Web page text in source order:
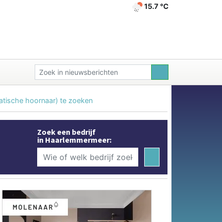
15.7 ℃
hoornaar) te zoeken
Zoek een bedrijf
in Haarlemmermeer: